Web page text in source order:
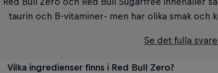
taurin och B-vitaminer- men har olika smak och
Se det fulla
Vilka ingredienser finns i Red Bull Zero?